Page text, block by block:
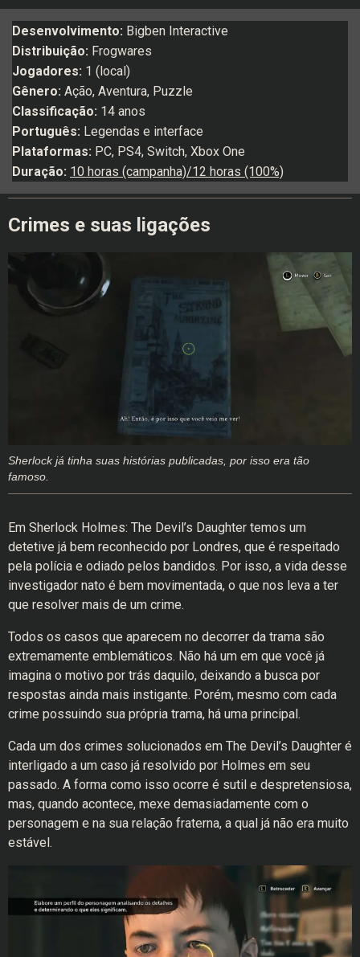
Desenvolvimento: Bigben Interactive
Distribuição: Frogwares
Jogadores: 1 (local)
Gênero: Ação, Aventura, Puzzle
Classificação: 14 anos
Português: Legendas e interface
Plataformas: PC, PS4, Switch, Xbox One
Duração: 10 horas (campanha)/12 horas (100%)
Crimes e suas ligações
Sherlock já tinha suas histórias publicadas, por isso era tão
famoso.
Em Sherlock Holmes: The Devil’s Daughter temos um
detetive já bem reconhecido por Londres, que é respeitado
pela polícia e odiado pelos bandidos. Por isso, a vida desse
investigador nato é bem movimentada, o que nos leva a ter
que resolver mais de um crime.
Todos os casos que aparecem no decorrer da trama são
extremamente emblemáticos. Não há um em que você já
imagina o motivo por trás daquilo, deixando a busca por
respostas ainda mais instigante. Porém, mesmo com cada
crime possuindo sua própria trama, há uma principal.
Cada um dos crimes solucionados em The Devil’s Daughter é
interligado a um caso já resolvido por Holmes em seu
passado. A forma como isso ocorre é sutil e despretensiosa,
mas, quando acontece, mexe demasiadamente com o
personagem e na sua relação fraterna, a qual já não era muito
estável.